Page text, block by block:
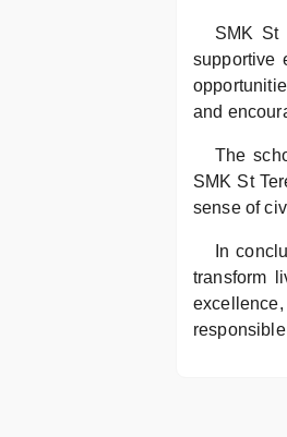
SMK St
supportive
and
The
SMK St
sense of
In
transform
excellence,